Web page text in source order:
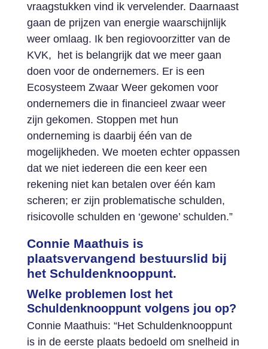
vraagstukken vind ik vervelender. Daarnaast
gaan de prijzen van energie waarschijnlijk
weer omlaag. Ik ben regiovoorzitter van de
KVK, het is belangrijk dat we meer gaan
doen voor de ondernemers. Er is een
Ecosysteem Zwaar Weer gekomen voor
ondernemers die in financieel zwaar weer
zijn gekomen. Stoppen met hun
onderneming is daarbij één van de
mogelijkheden. We moeten echter oppassen
dat we niet iedereen die een keer een
rekening niet kan betalen over één kam
scheren; er zijn problematische schulden,
risicovolle schulden en ‘gewone’ schulden.”
Connie Maathuis is
plaatsvervangend bestuurslid bij
het Schuldenknooppunt.
Welke problemen lost het
Schuldenknooppunt volgens jou op?
Connie Maathuis: “Het Schuldenknooppunt
is in de eerste plaats bedoeld om snelheid in